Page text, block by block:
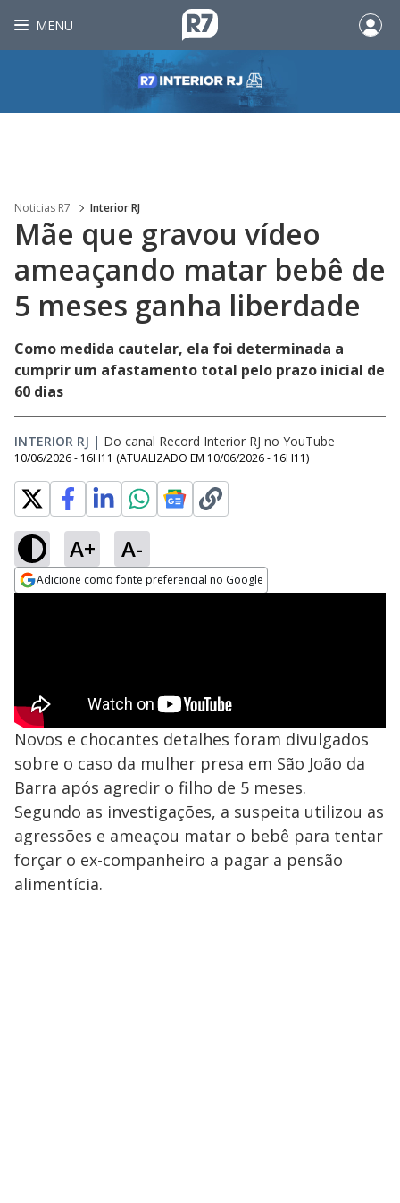
MENU
Noticias R7 Interior RJ
Mãe que gravou vídeo
ameaçando matar bebê de
5 meses ganha liberdade
Como medida cautelar, ela foi determinada a
cumprir um afastamento total pelo prazo inicial de
60 dias
INTERIOR RJ | Do canal Record Interior RJ no YouTube
10/06/2026 - 16H11 (ATUALIZADO EM 10/06/2026 - 16H11)
A+ A-
Adicione como fonte preferencial no Google
Novos e chocantes detalhes foram divulgados
sobre o caso da mulher presa em São João da
Barra após agredir o filho de 5 meses.
Segundo as investigações, a suspeita utilizou as
agressões e ameaçou matar o bebê para tentar
forçar o ex-companheiro a pagar a pensão
alimentícia.